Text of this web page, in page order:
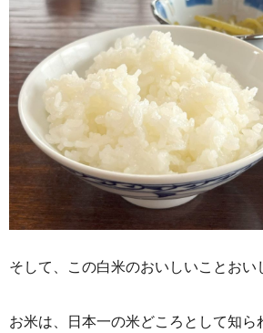
そして、この白米のおいしいことおい
お米は、日本一の米どころとして知ら